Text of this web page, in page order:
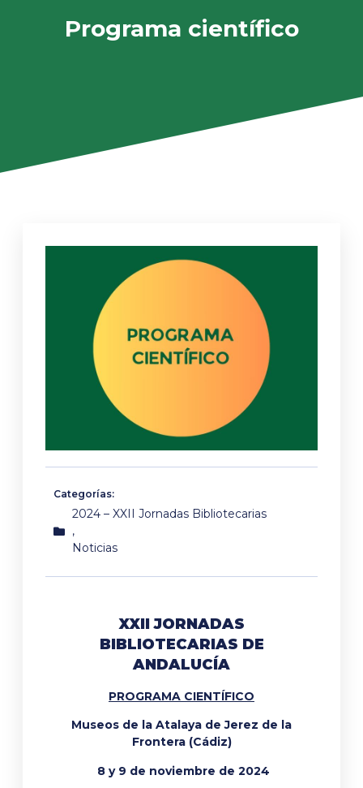
Programa científico
Categorías:
2024 – XXII Jornadas Bibliotecarias
,
Noticias
XXII JORNADAS
BIBLIOTECARIAS DE
ANDALUCÍA
PROGRAMA CIENTÍFICO
Museos de la Atalaya de Jerez de la
Frontera (Cádiz)
8 y 9 de noviembre de 2024